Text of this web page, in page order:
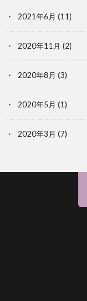
2021年6月 (11)
2020年11月 (2)
2020年8月 (3)
2020年5月 (1)
2020年3月 (7)